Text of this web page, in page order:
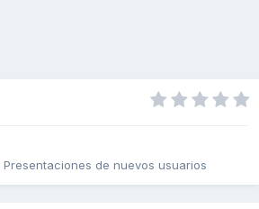
Presentaciones de nuevos usuarios